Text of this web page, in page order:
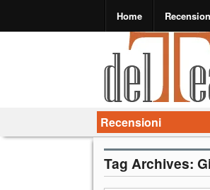
Home
Recensioni
Tag Archives: